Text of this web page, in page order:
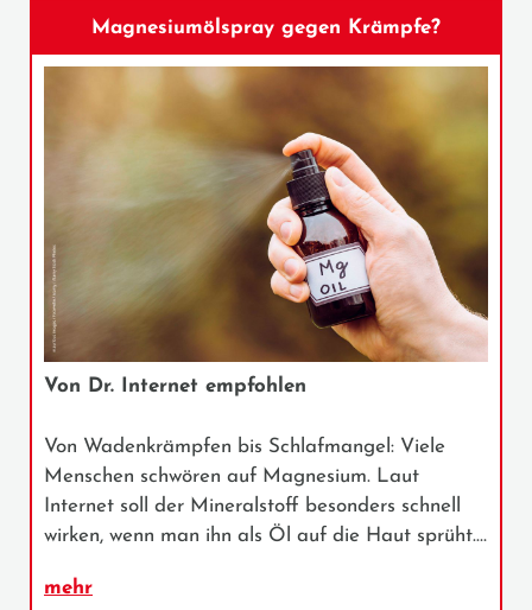
Magnesiumölspray gegen Krämpfe?
Von Dr. Internet empfohlen
Von Wadenkrämpfen bis Schlafmangel: Viele
Menschen schwören auf Magnesium. Laut
Internet soll der Mineralstoff besonders schnell
wirken, wenn man ihn als Öl auf die Haut sprüht.…
mehr